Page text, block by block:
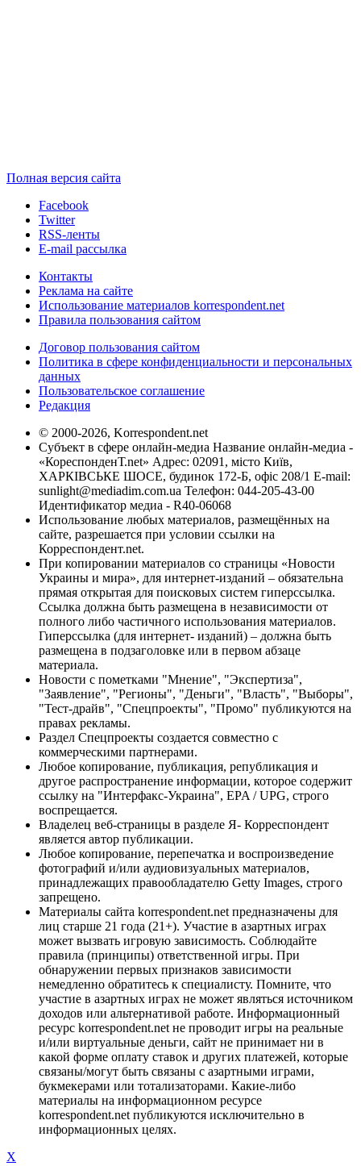
Полная версия сайта
Facebook
Twitter
RSS-ленты
E-mail рассылка
Контакты
Реклама на сайте
Использование материалов korrespondent.net
Правила пользования сайтом
Договор пользования сайтом
Политика в сфере конфиденциальности и персональных
данных
Пользовательское соглашение
Редакция
© 2000-2026, Korrespondent.net
Субъект в сфере онлайн-медиа Название онлайн-медиа -
«КореспонденТ.net» Адрес: 02091, місто Київ,
ХАРКІВСЬКЕ ШОСЕ, будинок 172-Б, офіс 208/1 E-mail:
sunlight@mediadim.com.ua Телефон: 044-205-43-00
Идентификатор медиа - R40-06068
Использование любых материалов, размещённых на
сайте, разрешается при условии ссылки на
Корреспондент.net.
При копировании материалов со страницы «Новости
Украины и мира», для интернет-изданий – обязательна
прямая открытая для поисковых систем гиперссылка.
Ссылка должна быть размещена в независимости от
полного либо частичного использования материалов.
Гиперссылка (для интернет- изданий) – должна быть
размещена в подзаголовке или в первом абзаце
материала.
Новости с пометками "Мнение", "Экспертиза",
"Заявление", "Регионы", "Деньги", "Власть", "Выборы",
"Тест-драйв", "Спецпроекты", "Промо" публикуются на
правах рекламы.
Раздел Спецпроекты создается совместно с
коммерческими партнерами.
Любое копирование, публикация, републикация и
другое распространение информации, которое содержит
ссылку на "Интерфакс-Украина", EPA / UPG, строго
воспрещается.
Владелец веб-страницы в разделе Я- Корреспондент
является автор публикации.
Любое копирование, перепечатка и воспроизведение
фотографий и/или аудиовизуальных материалов,
принадлежащих правообладателю Getty Images, строго
запрещено.
Материалы сайта korrespondent.net предназначены для
лиц старше 21 года (21+). Участие в азартных играх
может вызвать игровую зависимость. Соблюдайте
правила (принципы) ответственной игры. При
обнаружении первых признаков зависимости
немедленно обратитесь к специалисту. Помните, что
участие в азартных играх не может являться источником
доходов или альтернативой работе. Информационный
ресурс korrespondent.net не проводит игры на реальные
и/или виртуальные деньги, сайт не принимает ни в
какой форме оплату ставок и других платежей, которые
связаны/могут быть связаны с азартными играми,
букмекерами или тотализаторами. Какие-либо
материалы на информационном ресурсе
korrespondent.net публикуются исключительно в
информационных целях.
X